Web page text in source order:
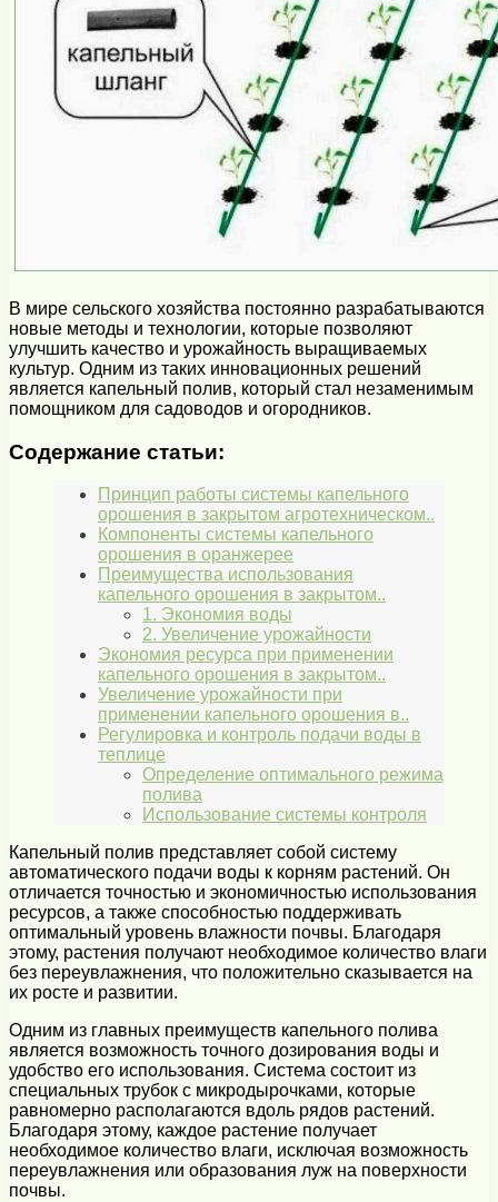
В мире сельского хозяйства постоянно разрабатываются
новые методы и технологии, которые позволяют
улучшить качество и урожайность выращиваемых
культур. Одним из таких инновационных решений
является капельный полив, который стал незаменимым
помощником для садоводов и огородников.
Содержание статьи:
Принцип работы системы капельного
орошения в закрытом агротехническом..
Компоненты системы капельного
орошения в оранжерее
Преимущества использования
капельного орошения в закрытом..
1. Экономия воды
2. Увеличение урожайности
Экономия ресурса при применении
капельного орошения в закрытом..
Увеличение урожайности при
применении капельного орошения в..
Регулировка и контроль подачи воды в
теплице
Определение оптимального режима
полива
Использование системы контроля
Капельный полив представляет собой систему
автоматического подачи воды к корням растений. Он
отличается точностью и экономичностью использования
ресурсов, а также способностью поддерживать
оптимальный уровень влажности почвы. Благодаря
этому, растения получают необходимое количество влаги
без переувлажнения, что положительно сказывается на
их росте и развитии.
Одним из главных преимуществ капельного полива
является возможность точного дозирования воды и
удобство его использования. Система состоит из
специальных трубок с микродырочками, которые
равномерно располагаются вдоль рядов растений.
Благодаря этому, каждое растение получает
необходимое количество влаги, исключая возможность
переувлажнения или образования луж на поверхности
почвы.